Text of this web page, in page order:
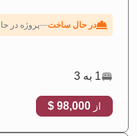
به گزینه‌ای ایده‌آل برای
بازده اجاره‌ای بالا بازده
در حال ساخت—پروژه در
1 به 3
از 98,000 $